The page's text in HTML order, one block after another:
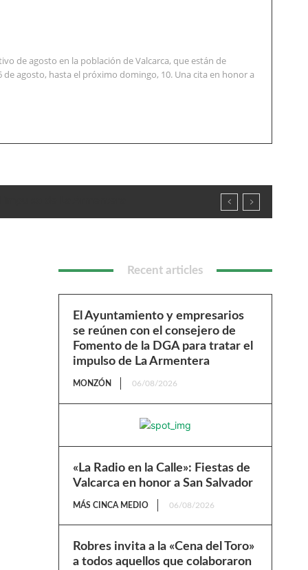
de agosto en la población de Valcarca, que están de
de agosto, hasta el próximo domingo, 10. Una cita en honor a
Recent articles
El Ayuntamiento y empresarios
se reúnen con el consejero de
Fomento de la DGA para tratar el
impulso de La Armentera
MONZÓN 06/08/2026
«La Radio en la Calle»: Fiestas de
Valcarca en honor a San Salvador
MÁS CINCA MEDIO 06/08/2026
Robres invita a la «Cena del Toro»
a todos aquellos que colaboraron